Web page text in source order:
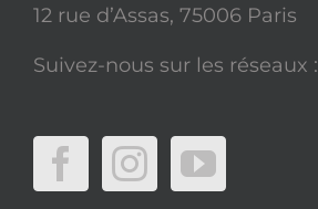
12 rue d’Assas, 75006 Paris
Suivez-nous sur les réseaux :